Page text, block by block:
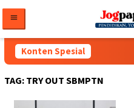
konten
Konten Spesial
TAG: TRY OUT SBMPTN